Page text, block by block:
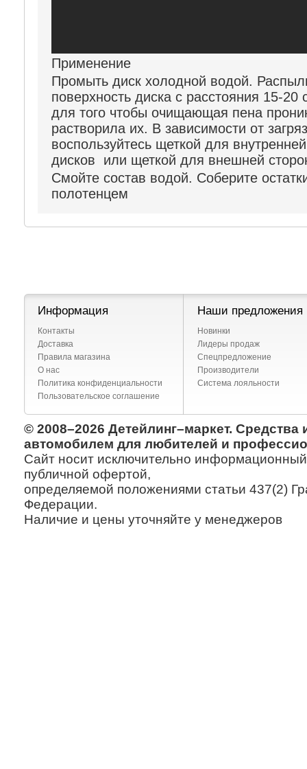
Применение
Промыть диск холодной водой.
поверхность диска с расстояния 15-
для того чтобы очищающая пена
растворила их. В зависимости от
воспользуйтесь щеткой для
дисков или щеткой для внешней
Смойте состав водой. Соберите
полотенцем
Информация
Контакты
Доставка
Правила магазина
О нас
Политика конфиденциальности
Пользовательское соглашение
Наши предложения
Новинки
Лидеры продаж
Спецпредложение
Производители
Система лояльности
© 2008–2026 Детейлинг–маркет. Средства
автомобилем для любителей и
Сайт носит исключительно информационный
публичной офертой,
определяемой положениями статьи 437(2)
Федерации.
Наличие и цены уточняйте у менеджеров